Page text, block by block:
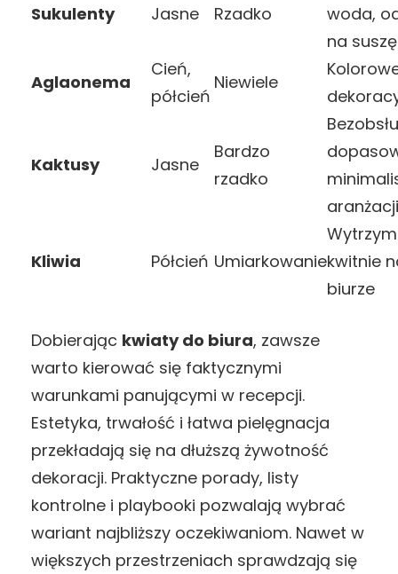
Sukulenty Jasne Rzadko
woda,
na suszę
Aglaonema
Cień,
półcień
Niewiele
Kaktusy Jasne
Bardzo
rzadko
aranżacji
Kliwia Półcień Umiarkowaniekwitnie
biurze
Dobierając kwiaty do biura, zawsze
warto kierować się faktycznymi
warunkami panującymi w recepcji.
Estetyka, trwałość i łatwa pielęgnacja
przekładają się na dłuższą żywotność
dekoracji. Praktyczne porady, listy
kontrolne i playbooki pozwalają wybrać
wariant najbliższy oczekiwaniom. Nawet w
większych przestrzeniach sprawdzają się